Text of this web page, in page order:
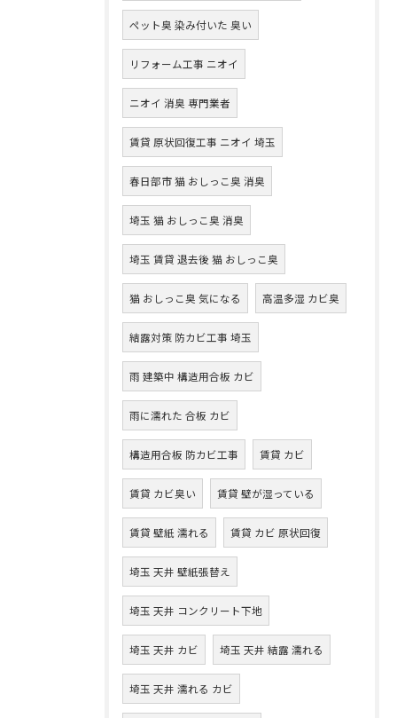
ペット臭 染み付いた 臭い
リフォーム工事 ニオイ
ニオイ 消臭 専門業者
賃貸 原状回復工事 ニオイ 埼玉
春日部市 猫 おしっこ臭 消臭
埼玉 猫 おしっこ臭 消臭
埼玉 賃貸 退去後 猫 おしっこ臭
猫 おしっこ臭 気になる 高温多湿 カビ臭
結露対策 防カビ工事 埼玉
雨 建築中 構造用合板 カビ
雨に濡れた 合板 カビ
構造用合板 防カビ工事 賃貸 カビ
賃貸 カビ臭い 賃貸 壁が湿っている
賃貸 壁紙 濡れる 賃貸 カビ 原状回復
埼玉 天井 壁紙張替え
埼玉 天井 コンクリート下地
埼玉 天井 カビ 埼玉 天井 結露 濡れる
埼玉 天井 濡れる カビ